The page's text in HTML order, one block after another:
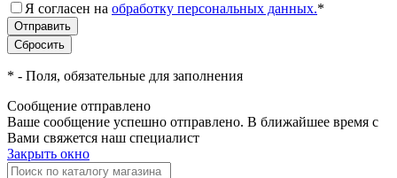
Я согласен на обработку персональных данных.*
* - Поля, обязательные для заполнения
Сообщение отправлено
Ваше сообщение успешно отправлено. В ближайшее время с
Вами свяжется наш специалист
Закрыть окно